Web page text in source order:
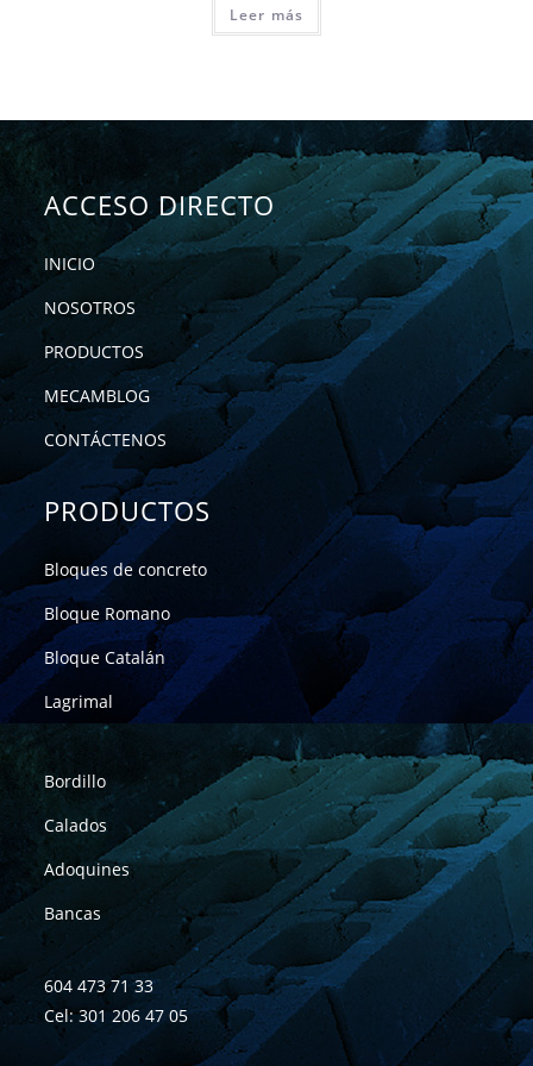
Leer más
ACCESO DIRECTO
INICIO
NOSOTROS
PRODUCTOS
MECAMBLOG
CONTÁCTENOS
PRODUCTOS
Bloques de concreto
Bloque Romano
Bloque Catalán
Lagrimal
Bordillo
Calados
Adoquines
Bancas
604 473 71 33
Cel: 301 206 47 05